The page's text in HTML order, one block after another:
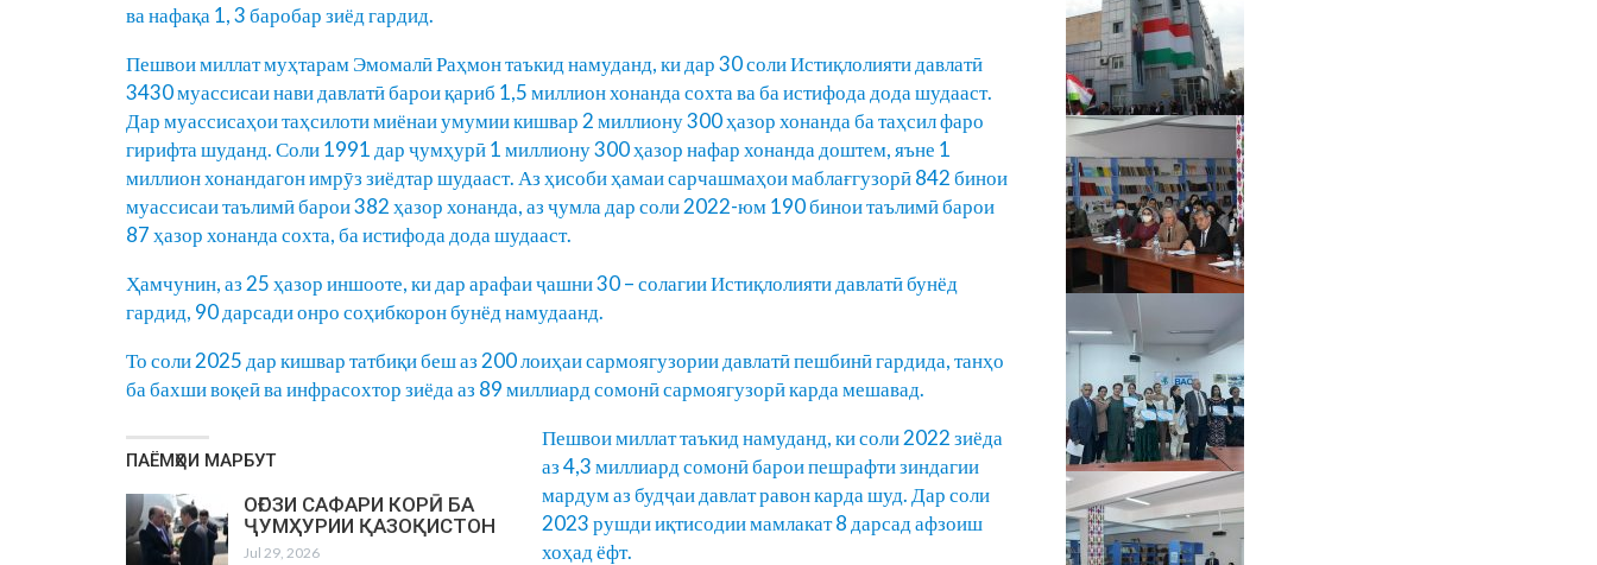
ва нафақа 1, 3 баробар зиёд гардид.
Пешвои миллат муҳтарам Эмомалӣ Раҳмон таъкид намуданд, ки дар 30 соли Истиқлолияти давлатӣ
3430 муассисаи нави давлатӣ барои қариб 1,5 миллион хонанда сохта ва ба истифода дода шудааст.
Дар муассисаҳои таҳсилоти миёнаи умумии кишвар 2 миллиону 300 ҳазор хонанда ба таҳсил фаро
гирифта шуданд. Соли 1991 дар ҷумҳурӣ 1 миллиону 300 ҳазор нафар хонанда доштем, яъне 1
миллион хонандагон имрӯз зиёдтар шудааст. Аз ҳисоби ҳамаи сарчашмаҳои маблағгузорӣ 842 бинои
муассисаи таълимӣ барои 382 ҳазор хонанда, аз ҷумла дар соли 2022-юм 190 бинои таълимӣ барои
87 ҳазор хонанда сохта, ба истифода дода шудааст.
Ҳамчунин, аз 25 ҳазор иншооте, ки дар арафаи ҷашни 30 – солагии Истиқлолияти давлатӣ бунёд
гардид, 90 дарсади онро соҳибкорон бунёд намудаанд.
То соли 2025 дар кишвар татбиқи беш аз 200 лоиҳаи сармоягузории давлатӣ пешбинӣ гардида, танҳо
ба бахши воқеӣ ва инфрасохтор зиёда аз 89 миллиард сомонӣ сармоягузорӣ карда мешавад.
ПАЁМҲОИ МАРБУТ
ОҒОЗИ САФАРИ КОРӢ БА
ҶУМҲУРИИ ҚАЗОҚИСТОН
Jul 29, 2026
Пешвои миллат таъкид намуданд, ки соли 2022 зиёда
аз 4,3 миллиард сомонӣ барои пешрафти зиндагии
мардум аз будҷаи давлат равон карда шуд. Дар соли
2023 рушди иқтисодии мамлакат 8 дарсад афзоиш
хоҳад ёфт.